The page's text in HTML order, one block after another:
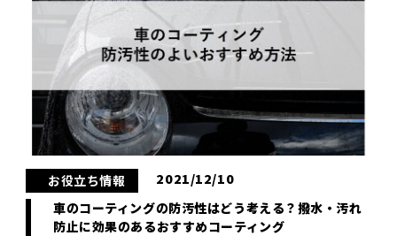
お役立ち情報
2021/12/10
車のコーティングの防汚性はどう考える？撥水・汚れ
防止に効果のあるおすすめコーティング